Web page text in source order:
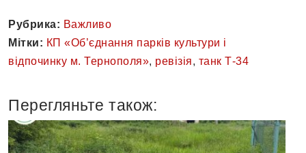
Рубрика: Важливо
Мітки: КП «Об’єднання парків культури і
відпочинку м. Тернополя», ревізія, танк Т-34
Перегляньте також: